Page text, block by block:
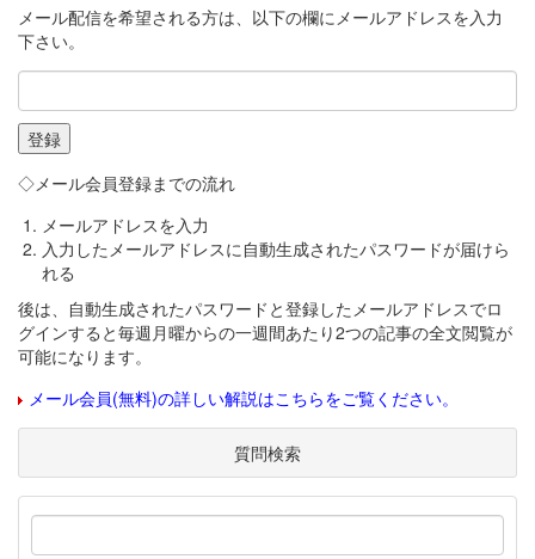
メール配信を希望される方は、以下の欄にメールアドレスを入力
下さい。
◇メール会員登録までの流れ
メールアドレスを入力
入力したメールアドレスに自動生成されたパスワードが届けら
れる
後は、自動生成されたパスワードと登録したメールアドレスでロ
グインすると毎週月曜からの一週間あたり2つの記事の全文閲覧が
可能になります。
メール会員(無料)の詳しい解説はこちらをご覧ください。
質問検索